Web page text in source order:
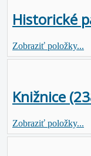
Historické
Zobraziť položky...
Knižnice
Zobraziť položky...